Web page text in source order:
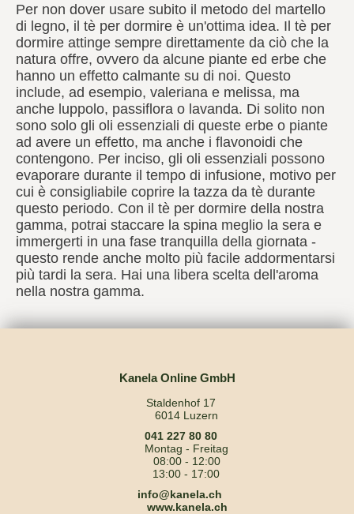
Per non dover usare subito il metodo del martello
di legno, il tè per dormire è un'ottima idea. Il tè per
dormire attinge sempre direttamente da ciò che la
natura offre, ovvero da alcune piante ed erbe che
hanno un effetto calmante su di noi. Questo
include, ad esempio, valeriana e melissa, ma
anche luppolo, passiflora o lavanda. Di solito non
sono solo gli oli essenziali di queste erbe o piante
ad avere un effetto, ma anche i flavonoidi che
contengono. Per inciso, gli oli essenziali possono
evaporare durante il tempo di infusione, motivo per
cui è consigliabile coprire la tazza da tè durante
questo periodo. Con il tè per dormire della nostra
gamma, potrai staccare la spina meglio la sera e
immergerti in una fase tranquilla della giornata -
questo rende anche molto più facile addormentarsi
più tardi la sera. Hai una libera scelta dell'aroma
nella nostra gamma.
Kanela Online GmbH
Staldenhof 17
6014 Luzern
041 227 80 80
Montag - Freitag
08:00 - 12:00
13:00 - 17:00
info@kanela.ch
www.kanela.ch